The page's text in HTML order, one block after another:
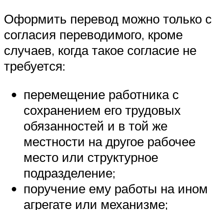
Оформить перевод можно только с
согласия переводимого, кроме
случаев, когда такое согласие не
требуется:
перемещение работника с
сохранением его трудовых
обязанностей и в той же
местности на другое рабочее
место или структурное
подразделение;
поручение ему работы на ином
агрегате или механизме;